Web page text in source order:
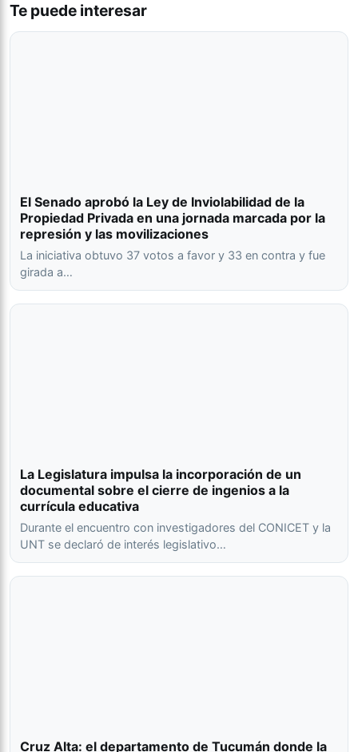
Te puede interesar
El Senado aprobó la Ley de Inviolabilidad de la
Propiedad Privada en una jornada marcada por la
represión y las movilizaciones
La iniciativa obtuvo 37 votos a favor y 33 en contra y fue
girada a…
La Legislatura impulsa la incorporación de un
documental sobre el cierre de ingenios a la
currícula educativa
Durante el encuentro con investigadores del CONICET y la
UNT se declaró de interés legislativo…
Cruz Alta: el departamento de Tucumán donde la